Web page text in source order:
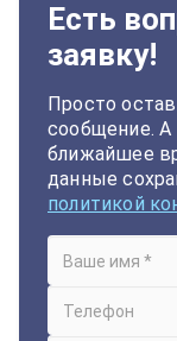
Есть
заявку!
Просто
сообщение.
ближайшее
данные
политикой